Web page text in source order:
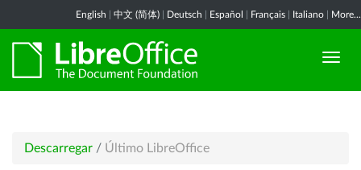
English 中文 (简体) Deutsch Español Français Italiano More...
Descarregar / Último LibreOffice